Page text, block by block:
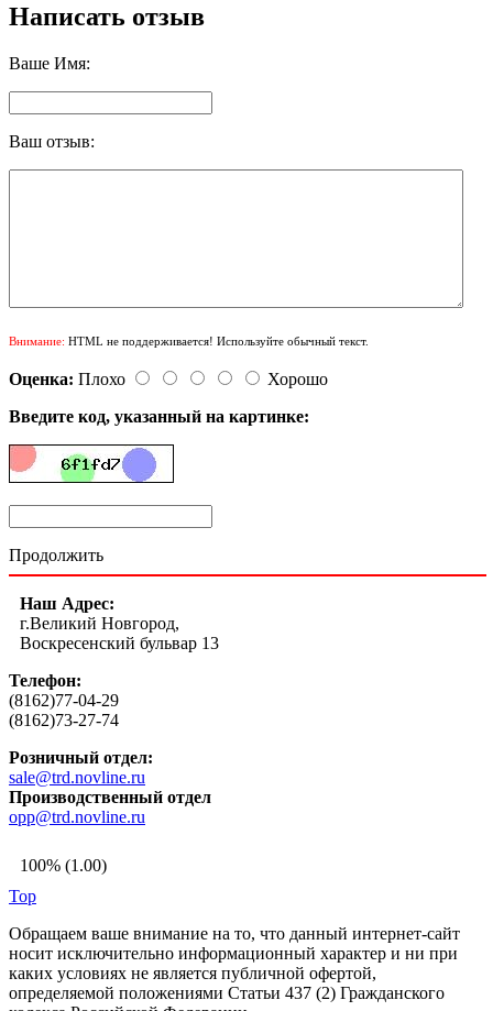
Написать отзыв
Ваше Имя:
Ваш отзыв:
Внимание: HTML не поддерживается! Используйте обычный текст.
Оценка: Плохо
Хорошо
Введите код, указанный на картинке:
Продолжить
Наш Адрес:
г.Великий Новгород,
Воскресенский бульвар 13
Телефон:
(8162)77-04-29
(8162)73-27-74
Розничный отдел:
sale@trd.novline.ru
Производственный отдел
opp@trd.novline.ru
100% (1.00)
Top
Обращаем ваше внимание на то, что данный интернет-сайт
носит исключительно информационный характер и ни при
каких условиях не является публичной офертой,
определяемой положениями Статьи 437 (2) Гражданского